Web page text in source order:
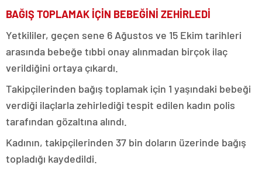
BAĞIŞ TOPLAMAK İÇİN BEBEĞİNİ ZEHİRLEDİ
Yetkililer, geçen sene 6 Ağustos ve 15 Ekim tarihleri
arasında bebeğe tıbbi onay alınmadan birçok ilaç
verildiğini ortaya çıkardı.
Takipçilerinden bağış toplamak için 1 yaşındaki bebeği
verdiği ilaçlarla zehirlediği tespit edilen kadın polis
tarafından gözaltına alındı.
Kadının, takipçilerinden 37 bin doların üzerinde bağış
topladığı kaydedildi.